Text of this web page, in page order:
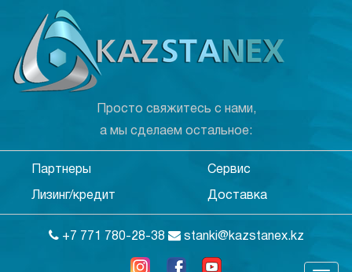
Просто свяжитесь с нами,
а мы сделаем остальное:
Партнеры Сервис
Лизинг/кредит Доставка
+7 771 780-28-38 stanki@kazstanex.kz